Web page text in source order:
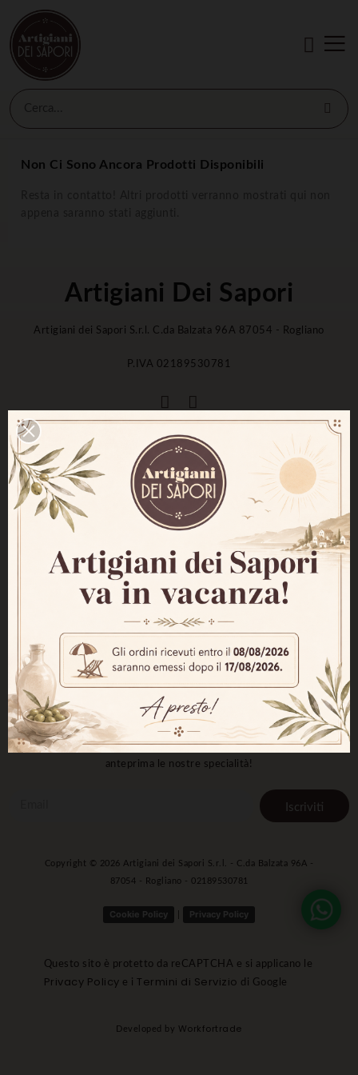
Non Ci Sono Ancora Prodotti Disponibili
Artigiani Dei Sapori
Artigiani dei Sapori S.r.l. C.da Balzata 96A 87054 - Rogliano
P.IVA 02189530781
Menu
Prodotti
Chi siamo
Servizi
Modalità di spedizione
Iscriviti Alla Nostra Newsletter
Iscriviti e ricevi aggiornamenti, offerte esclusive e scopri in
anteprima le nostre specialità!
Iscriviti
Copyright © 2026 Artigiani dei Sapori S.r.l. - C.da Balzata 96A -
87054 - Rogliano - 02189530781
Cookie Policy Privacy Policy
Questo sito è protetto da reCAPTCHA e si applicano le
Privacy Policy e i Termini di Servizio di Google
Developed by Workfortrade